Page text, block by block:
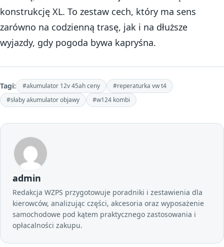
konstrukcję XL. To zestaw cech, który ma sens
zarówno na codzienną trasę, jak i na dłuższe
wyjazdy, gdy pogoda bywa kapryśna.
Tagi: #akumulator 12v 45ah ceny
#reperaturka vw t4
#słaby akumulator objawy
#w124 kombi
admin
Redakcja WZPS przygotowuje poradniki i zestawienia dla
kierowców, analizując części, akcesoria oraz wyposażenie
samochodowe pod kątem praktycznego zastosowania i
opłacalności zakupu.